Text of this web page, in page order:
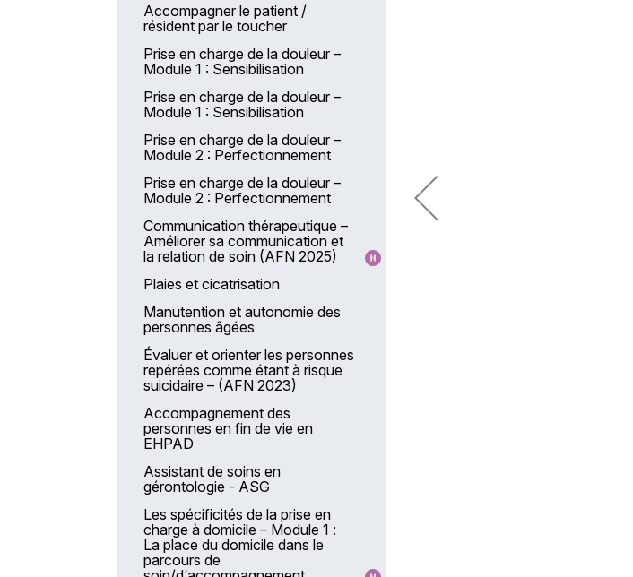
Accompagner le patient /
résident par le toucher
Prise en charge de la douleur –
Module 1 : Sensibilisation
Prise en charge de la douleur –
Module 1 : Sensibilisation
Prise en charge de la douleur –
Module 2 : Perfectionnement
Prise en charge de la douleur –
Module 2 : Perfectionnement
Communication thérapeutique –
Améliorer sa communication et
la relation de soin (AFN 2025)
Plaies et cicatrisation
Manutention et autonomie des
personnes âgées
Évaluer et orienter les personnes
repérées comme étant à risque
suicidaire – (AFN 2023)
Accompagnement des
personnes en fin de vie en
EHPAD
Assistant de soins en
gérontologie - ASG
Les spécificités de la prise en
charge à domicile – Module 1 :
La place du domicile dans le
parcours de